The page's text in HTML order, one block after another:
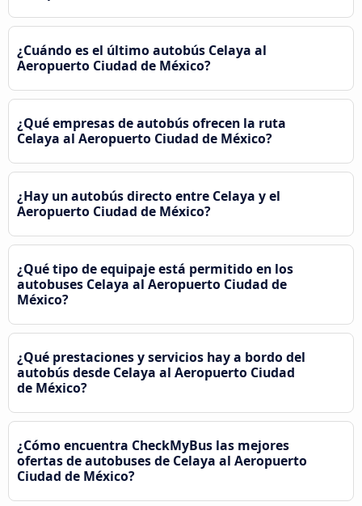
¿Cuándo es el último autobús Celaya al
Aeropuerto Ciudad de México?
¿Qué empresas de autobús ofrecen la ruta
Celaya al Aeropuerto Ciudad de México?
¿Hay un autobús directo entre Celaya y el
Aeropuerto Ciudad de México?
¿Qué tipo de equipaje está permitido en los
autobuses Celaya al Aeropuerto Ciudad de
México?
¿Qué prestaciones y servicios hay a bordo del
autobús desde Celaya al Aeropuerto Ciudad
de México?
¿Cómo encuentra CheckMyBus las mejores
ofertas de autobuses de Celaya al Aeropuerto
Ciudad de México?